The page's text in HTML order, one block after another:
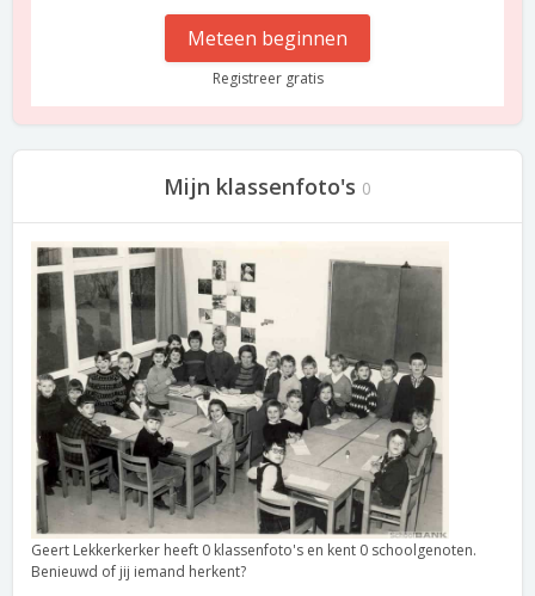
Meteen beginnen
Registreer gratis
Mijn klassenfoto's 0
Geert Lekkerkerker heeft 0 klassenfoto's en kent 0 schoolgenoten.
Benieuwd of jij iemand herkent?